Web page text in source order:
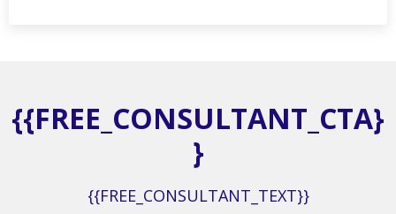
{{FREE_CONSULTANT_CTA}
}
{{FREE_CONSULTANT_TEXT}}